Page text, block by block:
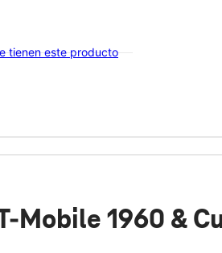
tienen este producto
Mobile 1960 &